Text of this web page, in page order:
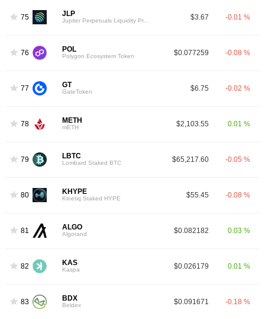
75 JLP $3.67 -0.01 %
76 POL
Polygon Ecosystem Token $0.077259 -0.08 %
77 GT
GateToken $6.75 -0.02 %
78 METH
mETH $2,103.55 0.01 %
79 LBTC
Lombard Staked BTC $65,217.60 -0.05 %
80 KHYPE
Kinetiq Staked HYPE $55.45 -0.08 %
81 ALGO
Algorand $0.082182 0.03 %
82 KAS
Kaspa $0.026179 0.01 %
83 BDX
Beldex $0.091671 -0.18 %